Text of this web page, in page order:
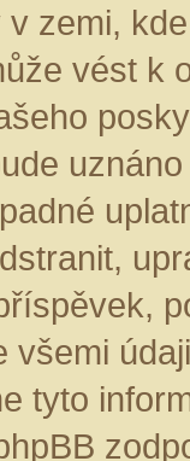
zemi,
vést k
tyto